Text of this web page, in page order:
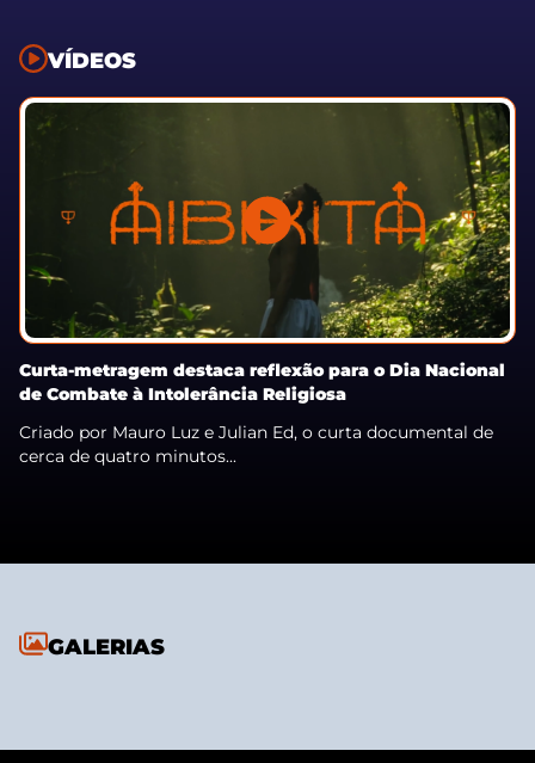
VÍDEOS
Curta-metragem destaca reflexão para o Dia Nacional
de Combate à Intolerância Religiosa
Criado por Mauro Luz e Julian Ed, o curta documental de
cerca de quatro minutos...
GALERIAS